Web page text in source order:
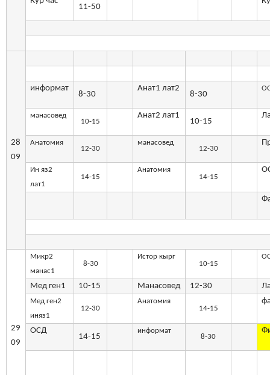
11-50
28
09
информат
8-30
Анат1 лат2
8-30
манасовед
10-15
Анат2 лат1
10-15
Анатомия
12-30
манасовед
12-30
Ин яз2
лат1
14-15
Анатомия
14-15
29
09
Микр2
манас1
8-30
Истор кырг
10-15
Мед ген1 10-15 Манасовед 12-30
Мед ген2
иняз1
12-30
Анатомия
14-15
ОСД
14-15
информат
8-30